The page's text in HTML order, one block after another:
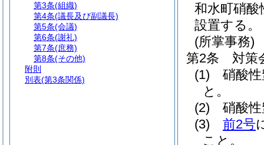
和水町硝酸
設置する。
(所掌事務)
第2条
対策
(1)
硝酸
と。
(2)
硝酸
(3)
前2号
こと。
第3条(組織)
第4条(議長及び副議長)
第5条(会議)
第6条(謝礼)
第7条(庶務)
第8条(その他)
附則
別表(第3条関係)